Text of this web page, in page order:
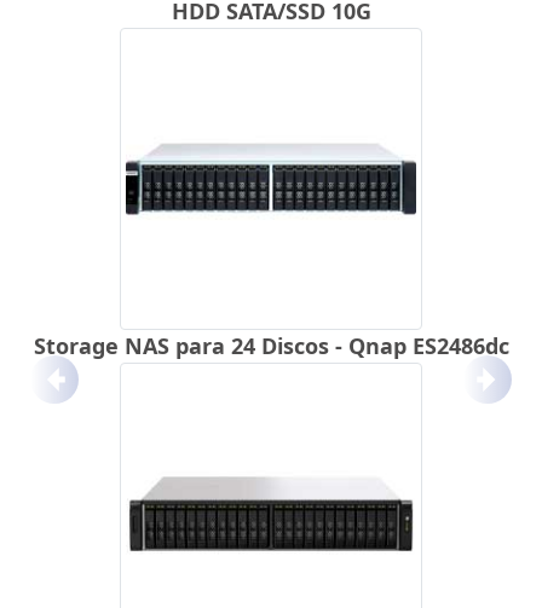
HDD SATA/SSD 10G
Storage NAS para 24 Discos - Qnap ES2486dc
Anterior